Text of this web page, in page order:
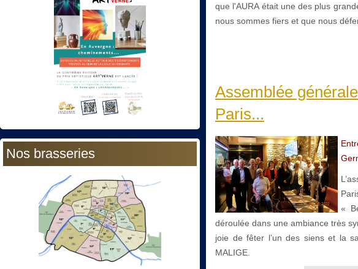
Nos brasseries
que l'AURA était une des plus
nous sommes fiers et que nous
Assemblée
Paris...
«
déroulée dans une ambiance très
joie de fêter l’un des siens et la
MALIGE.